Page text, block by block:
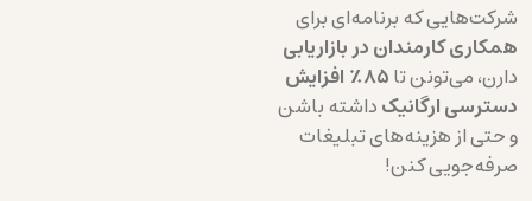
شرکت‌هایی که برنامه‌ای برای
همکاری کارمندان در بازاریابی
دارن، می‌تونن تا
۸۵٪ افزایش
دسترسی ارگانیکداشته باشن
و حتی از هزینه‌های تبلیغات
صرفه‌جویی کنن!